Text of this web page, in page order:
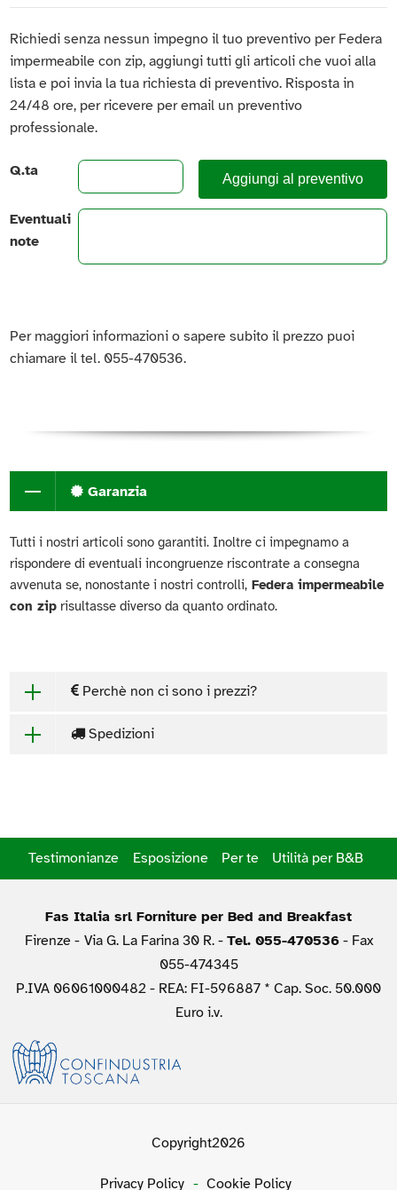
Richiedi senza nessun impegno il tuo preventivo per Federa
impermeabile con zip, aggiungi tutti gli articoli che vuoi alla
lista e poi invia la tua richiesta di preventivo. Risposta in
24/48 ore, per ricevere per email un preventivo
professionale.
Q.ta Aggiungi al preventivo
Eventuali
note
Per maggiori informazioni o sapere subito il prezzo puoi
chiamare il tel. 055-470536.
Garanzia
Tutti i nostri articoli sono garantiti. Inoltre ci impegnamo a
rispondere di eventuali incongruenze riscontrate a consegna
avvenuta se, nonostante i nostri controlli, Federa impermeabile
con zip risultasse diverso da quanto ordinato.
Perchè non ci sono i prezzi?
Spedizioni
Testimonianze Esposizione Per te Utilità per B&B
Fas Italia srl Forniture per Bed and Breakfast
Firenze - Via G. La Farina 30 R. - Tel. 055-470536- Fax
055-474345
P.IVA 06061000482 - REA: FI-596887 * Cap. Soc. 50.000
Euro i.v.
Copyright2026
Privacy Policy - Cookie Policy